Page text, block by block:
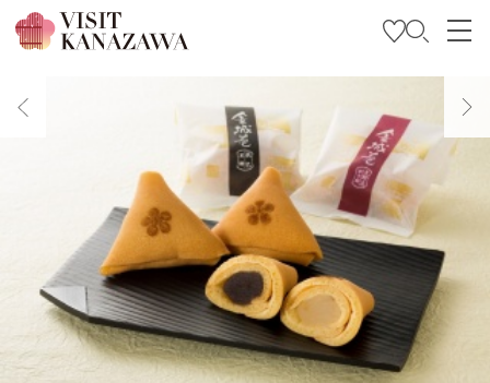
Planifiez votre voyage
Travel Trade and Media
Languages